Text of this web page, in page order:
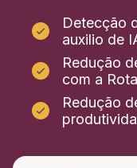
Detecção
auxilio de
Redução
com a
Redução